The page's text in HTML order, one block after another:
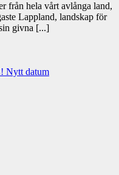
från hela vårt avlånga land,
Lappland, landskap för
givna [...]
Nytt datum